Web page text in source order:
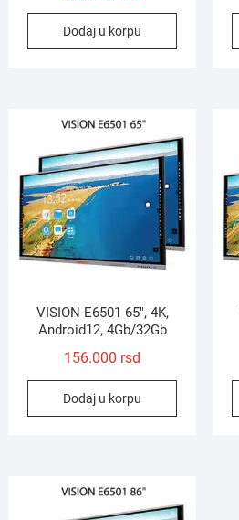
Dodaj u korpu
VISION E6501 65″, 4K,
Android12, 4Gb/32Gb
156.000 rsd
Dodaj u korpu